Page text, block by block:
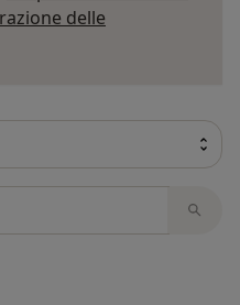
delle